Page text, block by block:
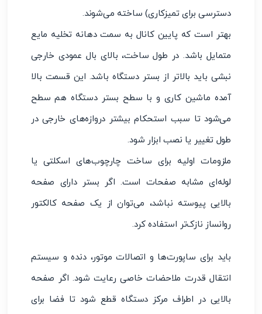
دسترسی برای تمیزکاری) ساخته می‌شوند.
بهتر است که پایین کانال به سمت دهانه تخلیه مایع
متمایل باشد. در طول ساخت، بالای بال عمودی خارجی
نبشی باید بالاتر از بستر دستگاه باشد. این قسمت بالا
آمده ماشین کاری و با سطح بستر دستگاه هم سطح
می‌شود تا سبب استحکام بیشتر دروازه‌های خارجی در
طول تغییر یا نصب ابزار شود.
ملزومات اولیه برای ساخت چارچوب‌های اسکلتی یا
لوله‌ای مشابه صفحات است. اگر بستر دارای صفحه
بالایی پیوسته نباشد، می‌توان از یک صفحه کالکتور
روانساز نازک‌تر استفاده کرد.
باید برای ساپورت‌ها و اتصالات موتور، دنده و سیستم
انتقال قدرت ملاحضات خاصی رعایت شود. اگر صفحه
بالایی در اطراف مرکز دستگاه قطع شود تا فضا برای